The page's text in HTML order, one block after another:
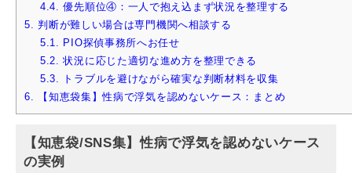
4.4. 優先順位④：一人で抱え込まず状況を整理する
5. 判断が難しい場合は専門機関へ相談する
5.1. PIO探偵事務所へお任せ
5.2. 状況に応じた適切な進め方を整理できる
5.3.
トラブルを避けながら確実な判断材料を収集
6. 【知恵袋集】性病で浮気を認めないケース：まとめ
【知恵袋/SNS集】性病で浮気を認めないケース
の実例